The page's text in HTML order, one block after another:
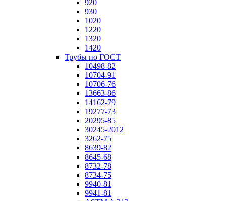
920
930
1020
1220
1320
1420
Трубы по ГОСТ
10498-82
10704-91
10706-76
13663-86
14162-79
19277-73
20295-85
30245-2012
3262-75
8639-82
8645-68
8732-78
8734-75
9940-81
9941-81